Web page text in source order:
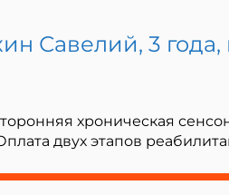
Савелий, 3
хроническая
двух этапов